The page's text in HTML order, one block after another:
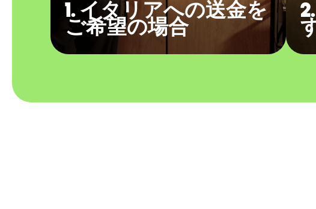
1. イタリアへの送金を
ご希望の場合